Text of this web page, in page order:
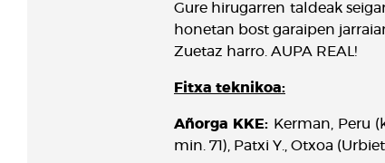
Gure hirugarren taldeak
honetan bost garaipen
Zuetaz harro. AUPA REAL!
Fitxa teknikoa:
Añorga KKE: Kerman, Peru
min. 71), Patxi Y., Otxoa